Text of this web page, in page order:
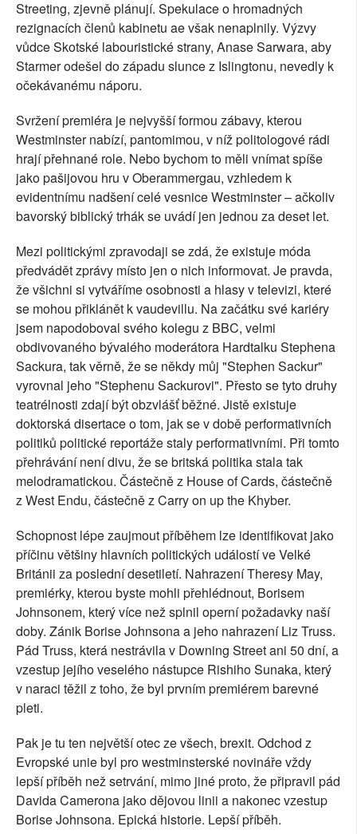
Streeting, zjevně plánují. Spekulace o hromadných
rezignacích členů kabinetu ae však nenaplnily. Výzvy
vůdce Skotské labouristické strany, Anase Sarwara, aby
Starmer odešel do západu slunce z Islingtonu, nevedly k
očekávanému náporu.
Svržení premiéra je nejvyšší formou zábavy, kterou
Westminster nabízí, pantomimou, v níž politologové rádi
hrají přehnané role. Nebo bychom to měli vnímat spíše
jako pašijovou hru v Oberammergau, vzhledem k
evidentnímu nadšení celé vesnice Westminster – ačkoliv
bavorský biblický trhák se uvádí jen jednou za deset let.
Mezi politickými zpravodaji se zdá, že existuje móda
předvádět zprávy místo jen o nich informovat. Je pravda,
že všichni si vytváříme osobnosti a hlasy v televizi, které
se mohou přiklánět k vaudevillu. Na začátku své kariéry
jsem napodoboval svého kolegu z BBC, velmi
obdivovaného bývalého moderátora Hardtalku Stephena
Sackura, tak věrně, že se někdy můj "Stephen Sackur"
vyrovnal jeho "Stephenu Sackurovi". Přesto se tyto druhy
teatrélnosti zdají být obzvlášť běžné. Jistě existuje
doktorská disertace o tom, jak se v době performativních
politiků politické reportáže staly performativními. Při tomto
přehrávání není divu, že se britská politika stala tak
melodramatickou. Částečně z House of Cards, částečně
z West Endu, částečně z Carry on up the Khyber.
Schopnost lépe zaujmout příběhem lze identifikovat jako
příčinu většiny hlavních politických událostí ve Velké
Británii za poslední desetiletí. Nahrazení Theresy May,
premiérky, kterou byste mohli přehlédnout, Borisem
Johnsonem, který více než splnil operní požadavky naší
doby. Zánik Borise Johnsona a jeho nahrazení Liz Truss.
Pád Truss, která nestrávila v Downing Street ani 50 dní, a
vzestup jejího veselého nástupce Rishiho Sunaka, který
v naraci těžil z toho, že byl prvním premiérem barevné
pleti.
Pak je tu ten největší otec ze všech, brexit. Odchod z
Evropské unie byl pro westminsterské novináře vždy
lepší příběh než setrvání, mimo jiné proto, že připravil pád
Davida Camerona jako dějovou linii a nakonec vzestup
Borise Johnsona. Epická historie. Lepší příběh.